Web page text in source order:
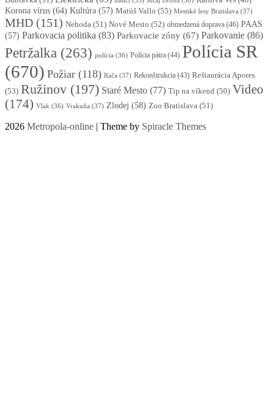
Korona vírus (64) Kultúra (57) Matúš Vallo (55) Mestské lesy Bratislava (37)
MHD (151) Nehoda (51) Nové Mesto (52) obmedzená doprava (46) PAAS
(57) Parkovacia politika (83) Parkovacie zóny (67) Parkovanie (86)
Petržalka (263) polícia (36) Polícia pátra (44) Polícia SR
(670) Požiar (118) Rača (37) Rekonštrukcia (43) Reštaurácia Apores
(53) Ružinov (197) Staré Mesto (77) Tip na víkend (50) Video
(174) Vlak (36) Vrakuňa (37) Zlodej (58) Zoo Bratislava (51)
2026 Metropola-online | Theme by Spiracle Themes